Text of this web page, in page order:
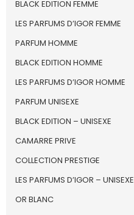
BLACK EDITION FEMME
LES PARFUMS D’IGOR FEMME
PARFUM HOMME
BLACK EDITION HOMME
LES PARFUMS D’IGOR HOMME
PARFUM UNISEXE
BLACK EDITION – UNISEXE
CAMARRE PRIVE
COLLECTION PRESTIGE
LES PARFUMS D’IGOR – UNISEXE
OR BLANC